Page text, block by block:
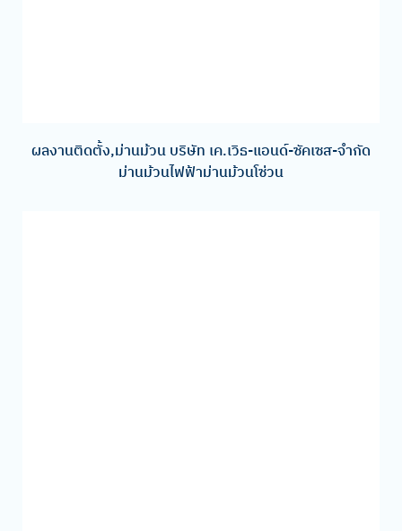
ผลงานติดตั้ง,ม่านม้วน บริษัท เค.เวิธ-แอนด์-ซัคเซส-จำกัด
ม่านม้วนไฟฟ้าม่านม้วนโซ่วน